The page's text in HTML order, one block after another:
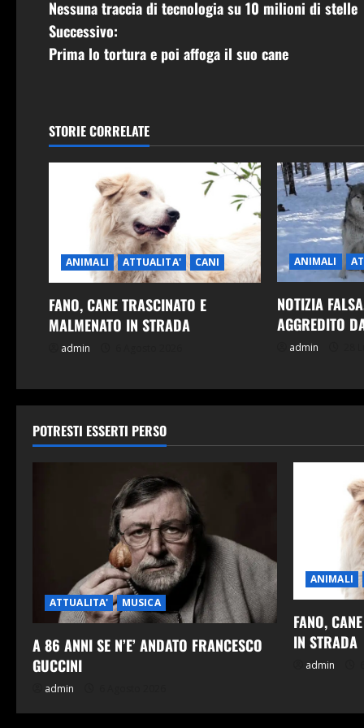
a
v
g
a
n
e
r
t
i
o
Nessuna traccia di tecnologia su 10 milioni di stelle
Successivo:
Prima lo tortura e poi affoga il suo cane
STORIE CORRELATE
ANIMALI ATTUALITA' CANI
FANO, CANE TRASCINATO E
MALMENATO IN STRADA
admin
ANIMALI
NOTIZIA
AGGREDITO
admin
POTRESTI ESSERTI PERSO
ATTUALITA' MUSICA
A 86 ANNI SE N’E’ ANDATO FRANCESCO
GUCCINI
admin
ANIMALI
FANO,
IN STRADA
admin